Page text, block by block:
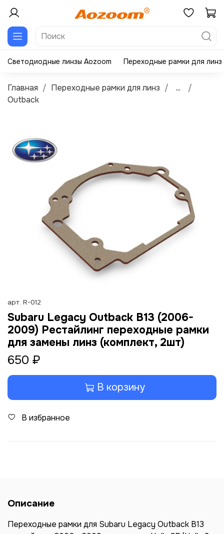
Светодиодные линзы Aozoom Переходные рамки для линз
Главная Переходные рамки для линз
...
Outback
арт. R-012
Subaru Legacy Outback B13 (2006-
2009) Рестайлинг переходные рамки
для замены линз (комплект, 2шт)
650 ₽
В корзину
В избранное
Описание
Переходные рамки для Subaru Legacy Outback B13